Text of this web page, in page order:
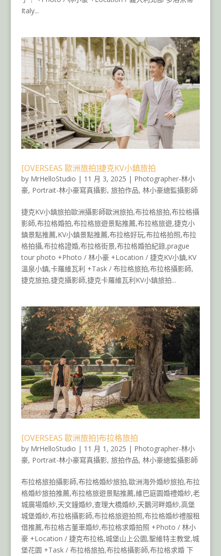
Italy...
[OVERSEAS 歐洲旅拍]捷克KV小鎮旅拍
by MrHelloStudio | 11 月 3, 2025 | Photographer-林小
豪, Portrait-林小豪寫真攝影, 旅拍作品, 林小豪總監攝影師
捷克KV小鎮旅拍歐洲攝影師歐洲旅拍,布拉格旅拍,布拉格攝
影師,布拉格婚拍,布拉格旅遊景點推薦,布拉格旅遊,捷克小
鎮景點推薦,KV小鎮景點推薦,布拉格好玩,布拉格拍照,布拉
格拍攝,布拉格證婚,布拉格街景,布拉格婚拍紀錄,prague
tour photo +Photo / 林小豪 +Location / 捷克KV小鎮,KV
溫泉小鎮,卡羅維瓦利 +Task / 布拉格旅拍,布拉格攝影師,
捷克旅拍,捷克攝影師,捷克卡羅維瓦利KV小鎮旅拍...
[OVERSEAS 歐洲旅拍]布拉格旅拍
by MrHelloStudio | 11 月 1, 2025 | Photographer-林小
豪, Portrait-林小豪寫真攝影, 旅拍作品, 林小豪總監攝影師
布拉格旅拍攝影師,布拉格婚紗旅拍,歐洲海外婚紗旅拍,布拉
格婚紗旅拍推薦,布拉格旅遊景點推薦,維巴庭園婚禮婚紗,老
城廣場婚紗,天文鐘婚紗,查理大橋婚紗,天鵝河畔婚紗,高堡
城堡婚紗,布拉格攝影師,布拉格旅遊拍照,布拉格婚紗禮服租
借推薦,布拉格古董車婚紗,布拉格求婚拍照 +Photo / 林小
豪 +Location / 捷克布拉格,城堡山上公園,聖維特主教堂,城
堡花園 +Task / 布拉格旅拍,布拉格攝影師,布拉格求婚 下